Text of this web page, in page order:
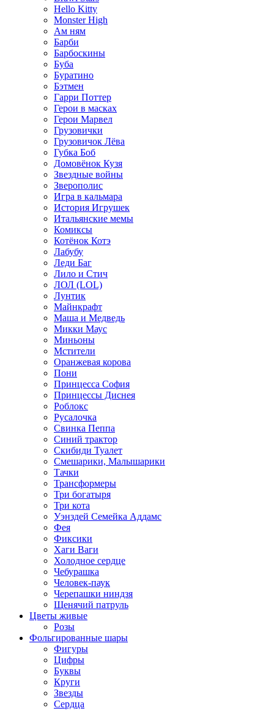
Hello Kitty
Monster High
Ам ням
Барби
Барбоскины
Буба
Буратино
Бэтмен
Гарри Поттер
Герои в масках
Герои Марвел
Грузовички
Грузовичок Лёва
Губка Боб
Домовёнок Кузя
Звездные войны
Зверополис
Игра в кальмара
История Игрушек
Итальянские мемы
Комиксы
Котёнок Котэ
Лабубу
Леди Баг
Лило и Стич
ЛОЛ (LOL)
Лунтик
Майнкрафт
Маша и Медведь
Микки Маус
Миньоны
Мстители
Оранжевая корова
Пони
Принцесса София
Принцессы Диснея
Роблокс
Русалочка
Свинка Пеппа
Синий трактор
Скибиди Туалет
Смешарики, Малышарики
Тачки
Трансформеры
Три богатыря
Три кота
Уэнздей Семейка Аддамс
Фея
Фиксики
Хаги Ваги
Холодное сердце
Чебурашка
Человек-паук
Черепашки ниндзя
Щенячий патруль
Цветы живые
Розы
Фольгированные шары
Фигуры
Цифры
Буквы
Круги
Звезды
Сердца